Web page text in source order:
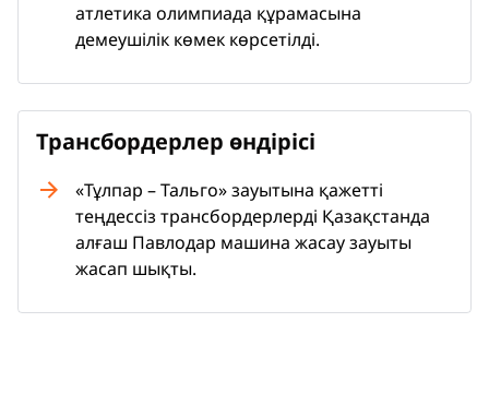
атлетика олимпиада құрамасына
демеушілік көмек көрсетілді.
Трансбордерлер өндірісі
«Тұлпар – Тальго» зауытына қажетті
теңдессіз трансбордерлерді Қазақстанда
алғаш Павлодар машина жасау зауыты
жасап шықты.